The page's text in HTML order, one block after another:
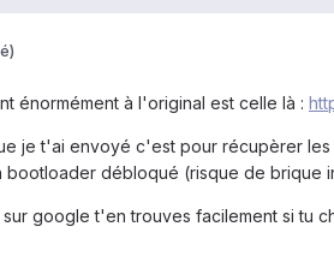
énormément à l'original est celle là :
je t'ai envoyé c'est pour récupèrer
bootloader débloqué (risque de brique
google t'en trouves facilement si tu